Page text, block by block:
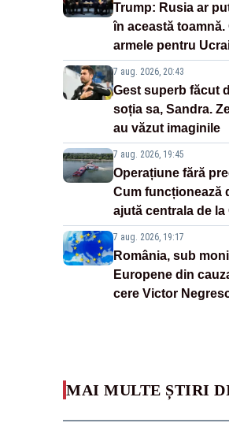
Trump: Rusia ar
în această
armele pentru
7 aug. 2026, 20:43
Gest superb făcut
soția sa, Sandra.
au văzut imaginile
7 aug. 2026, 19:45
Operațiune fără
Cum funcționează
ajută centrala de
7 aug. 2026, 19:17
România, sub
Europene din
cere Victor
MAI MULTE ȘTIRI